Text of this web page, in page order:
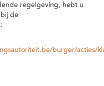
regelgeving, hebt u
de
burger/acties/